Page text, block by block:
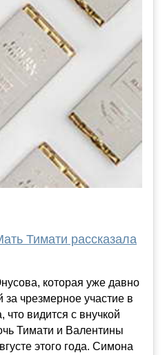
Тимати рассказала
которая уже давно
за чрезмерное участие в
что видится с внучкой
Тимати и Валентины
этого года. Симона